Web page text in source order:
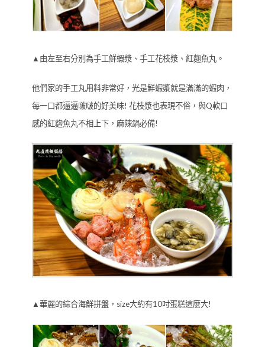
▲由左至右分別為手工鮮蝦漿、手工花枝漿、紅麴魚丸。
他們家的手工丸用料非常好，光是鮮蝦漿就是滿滿的蝦肉，
每一口都逼逼啵啵的好美味! 花枝漿也表現不俗，與Q軟口
感的紅麴魚丸不相上下，麻辣鍋必備!
▲華麗的綜合海鮮拼盤，size大約有10吋蛋糕這麼大!